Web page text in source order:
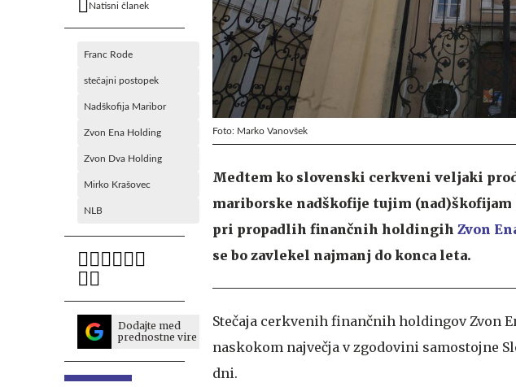
Natisni članek
Franc Rode
stečajni postopek
Nadškofija Maribor
Zvon Ena Holding
Zvon Dva Holding
Mirko Krašovec
NLB
Dodajte med
prednostne vire
Foto: Marko Vanovšek
Medtem ko slovenski cerkveni veljaki
mariborske nadškofije tujim
pri propadlih finančnih holdingih Zvon
se bo zavlekel najmanj do konca leta.
Stečaja cerkvenih finančnih holdingov Zvon
naskokom največja v zgodovini samostojne
dni.